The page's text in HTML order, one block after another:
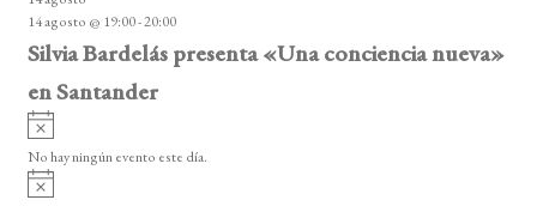
s
o
14 agosto @ 19:00-20:00
Silvia Bardelás presenta «Una conciencia nueva»
en Santander
A
v
i
No hay ningún evento este día.
A
v